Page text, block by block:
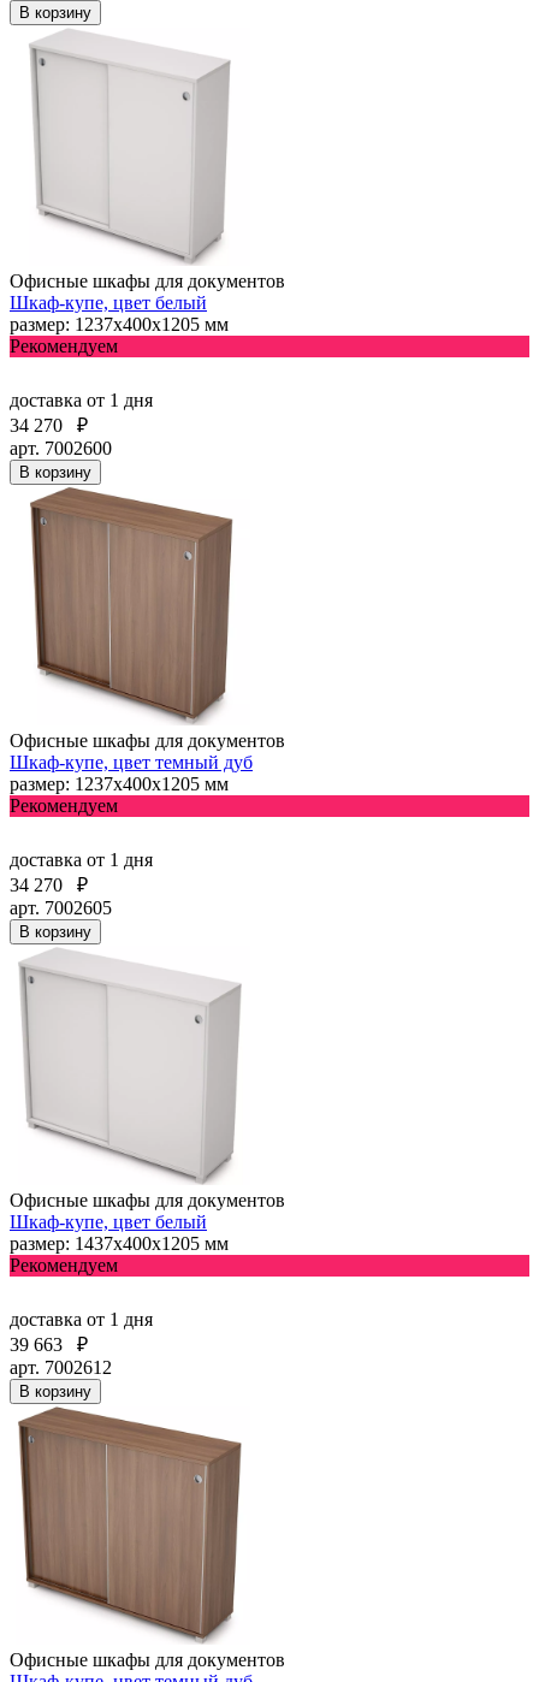
В корзину
Офисные шкафы для документов
Шкаф-купе, цвет белый
размер: 1237х400х1205 мм
Рекомендуем
доставка от 1 дня
34 270
₽
арт. 7002600
В корзину
Офисные шкафы для документов
Шкаф-купе, цвет темный дуб
размер: 1237х400х1205 мм
Рекомендуем
доставка от 1 дня
34 270
₽
арт. 7002605
В корзину
Офисные шкафы для документов
Шкаф-купе, цвет белый
размер: 1437х400х1205 мм
Рекомендуем
доставка от 1 дня
39 663
₽
арт. 7002612
В корзину
Офисные шкафы для документов